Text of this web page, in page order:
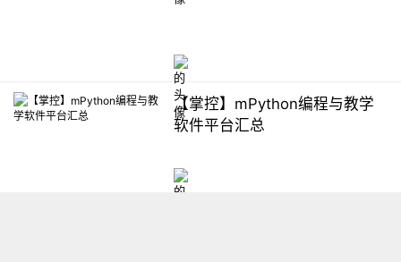
【掌控】mPython编程与教学
软件平台汇总